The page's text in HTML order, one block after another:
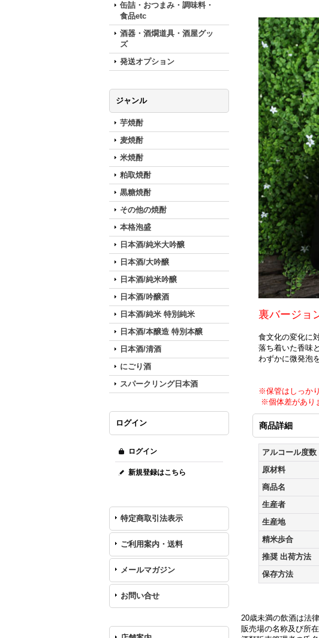
缶詰・おつまみ・調味料・
食品etc
酒器・酒燗道具・酒屋グッ
ズ
発送オプション
ジャンル
芋焼酎
麦焼酎
米焼酎
粕取焼酎
黒糖焼酎
その他の焼酎
本格泡盛
日本酒/純米大吟醸
日本酒/大吟醸
日本酒/純米吟醸
日本酒/吟醸酒
日本酒/純米 特別純米
日本酒/本醸造 特別本醸
日本酒/清酒
にごり酒
スパークリング日本酒
ログイン
ログイン
新規登録はこちら
特定商取引法表示
ご利用案内・送料
メールマガジン
お問い合せ
裏バージョ
食文化の変化に
落ち着いた香味
わずかに微発泡
※保管はしっか
※個体差があり
商品詳細
アルコール度数
原材料
商品名
生産者
生産地
精米歩合
推奨 出荷方法
保存方法
20歳未満の飲酒は法
販売場の名称及び所